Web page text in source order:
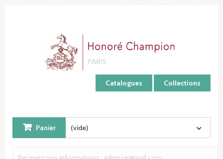
Catalogues Collections
Panier (vide)